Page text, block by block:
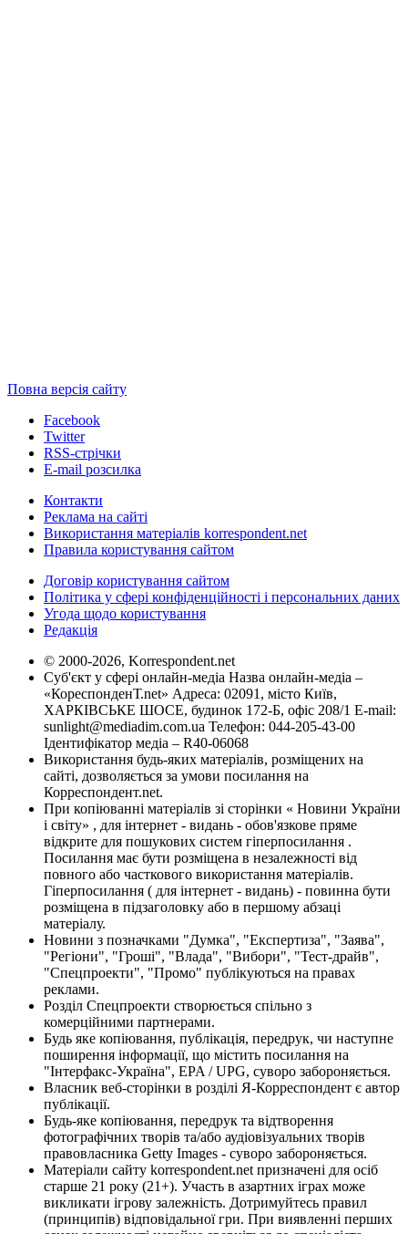
Повна версія сайту
Facebook
Twitter
RSS-стрічки
E-mail розсилка
Контакти
Реклама на сайті
Використання матеріалів korrespondent.net
Правила користування сайтом
Договір користування сайтом
Політика у сфері конфіденційності і персональних даних
Угода щодо користування
Редакція
© 2000-2026, Korrespondent.net
Суб'єкт у сфері онлайн-медіа Назва онлайн-медіа –
«КореспонденТ.net» Адреса: 02091, місто Київ,
ХАРКІВСЬКЕ ШОСЕ, будинок 172-Б, офіс 208/1 E-mail:
sunlight@mediadim.com.ua Телефон: 044-205-43-00
Ідентифікатор медіа – R40-06068
Використання будь-яких матеріалів, розміщених на
сайті, дозволяється за умови посилання на
Корреспондент.net.
При копіюванні матеріалів зі сторінки « Новини України
і світу» , для інтернет - видань - обов'язкове пряме
відкрите для пошукових систем гіперпосилання .
Посилання має бути розміщена в незалежності від
повного або часткового використання матеріалів.
Гіперпосилання ( для інтернет - видань) - повинна бути
розміщена в підзаголовку або в першому абзаці
матеріалу.
Новини з позначками "Думка", "Експертиза", "Заява",
"Регіони", "Гроші", "Влада", "Вибори", "Тест-драйв",
"Спецпроекти", "Промо" публікуються на правах
реклами.
Розділ Спецпроекти створюється спільно з
комерційними партнерами.
Будь яке копіювання, публікація, передрук, чи наступне
поширення інформації, що містить посилання на
"Інтерфакс-Україна", EPA / UPG, суворо забороняється.
Власник веб-сторінки в розділі Я-Корреспондент є автор
публікації.
Будь-яке копіювання, передрук та відтворення
фотографічних творів та/або аудіовізуальних творів
правовласника Getty Images - суворо забороняється.
Матеріали сайту korrespondent.net призначені для осіб
старше 21 року (21+). Участь в азартних іграх може
викликати ігрову залежність. Дотримуйтесь правил
(принципів) відповідальної гри. При виявленні перших